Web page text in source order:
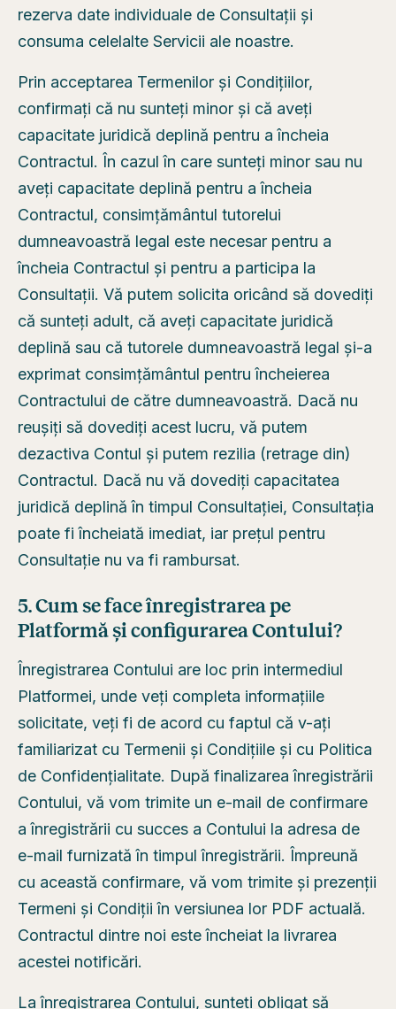
rezerva date individuale de Consultații și
consuma celelalte Servicii ale noastre.
Prin acceptarea Termenilor și Condițiilor,
confirmați că nu sunteți minor și că aveți
capacitate juridică deplină pentru a încheia
Contractul. În cazul în care sunteți minor sau nu
aveți capacitate deplină pentru a încheia
Contractul, consimțământul tutorelui
dumneavoastră legal este necesar pentru a
încheia Contractul și pentru a participa la
Consultații. Vă putem solicita oricând să dovediți
că sunteți adult, că aveți capacitate juridică
deplină sau că tutorele dumneavoastră legal și-a
exprimat consimțământul pentru încheierea
Contractului de către dumneavoastră. Dacă nu
reușiți să dovediți acest lucru, vă putem
dezactiva Contul și putem rezilia (retrage din)
Contractul. Dacă nu vă dovediți capacitatea
juridică deplină în timpul Consultației, Consultația
poate fi încheiată imediat, iar prețul pentru
Consultație nu va fi rambursat.
5. Cum se face înregistrarea pe
Platformă și configurarea Contului?
Înregistrarea Contului are loc prin intermediul
Platformei, unde veți completa informațiile
solicitate, veți fi de acord cu faptul că v-ați
familiarizat cu Termenii și Condițiile și cu Politica
de Confidențialitate. După finalizarea înregistrării
Contului, vă vom trimite un e-mail de confirmare
a înregistrării cu succes a Contului la adresa de
e-mail furnizată în timpul înregistrării. Împreună
cu această confirmare, vă vom trimite și prezenții
Termeni și Condiții în versiunea lor PDF actuală.
Contractul dintre noi este încheiat la livrarea
acestei notificări.
La înregistrarea Contului, sunteți obligat să